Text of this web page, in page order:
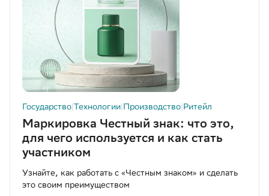
Государство Технологии Производство Ритейл
Маркировка Честный знак: что это,
для чего используется и как стать
участником
Узнайте, как работать с «Честным знаком» и сделать
это своим преимуществом
Нажимая «Отправить», вы даёте
Согласие на обработку
персональных данных
в соответствии с
персональных данных
Согласиена получение информационных рассылок
Нажимая «Отправить», вы даёте
Согласие на обработку
персональных данных
в соответствии с
персональных данных
Согласиена получение информационных рассылок
Нажимая «Отправить», вы даёте
Согласие на обработку
персональных данных
в соответствии с
персональных данных
Согласиена получение информационных рассылок
Копировать ссылку
Исследование (1)
Анализ перетоков (1)
FMCG (1)
Продажи (2)
Государство (1)
Технологии (1)
Производство (1)
Автоматизация (1)
Прогнозирование (1)
Малый бизнес (1)